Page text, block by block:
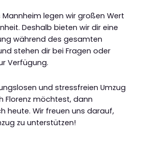
Mannheim legen wir großen Wert
Deshalb bieten wir dir eine
während des gesamten
stehen dir bei Fragen oder
Verfügung.
und stressfreien Umzug
Florenz möchtest, dann
heute. Wir freuen uns darauf,
zu unterstützen!